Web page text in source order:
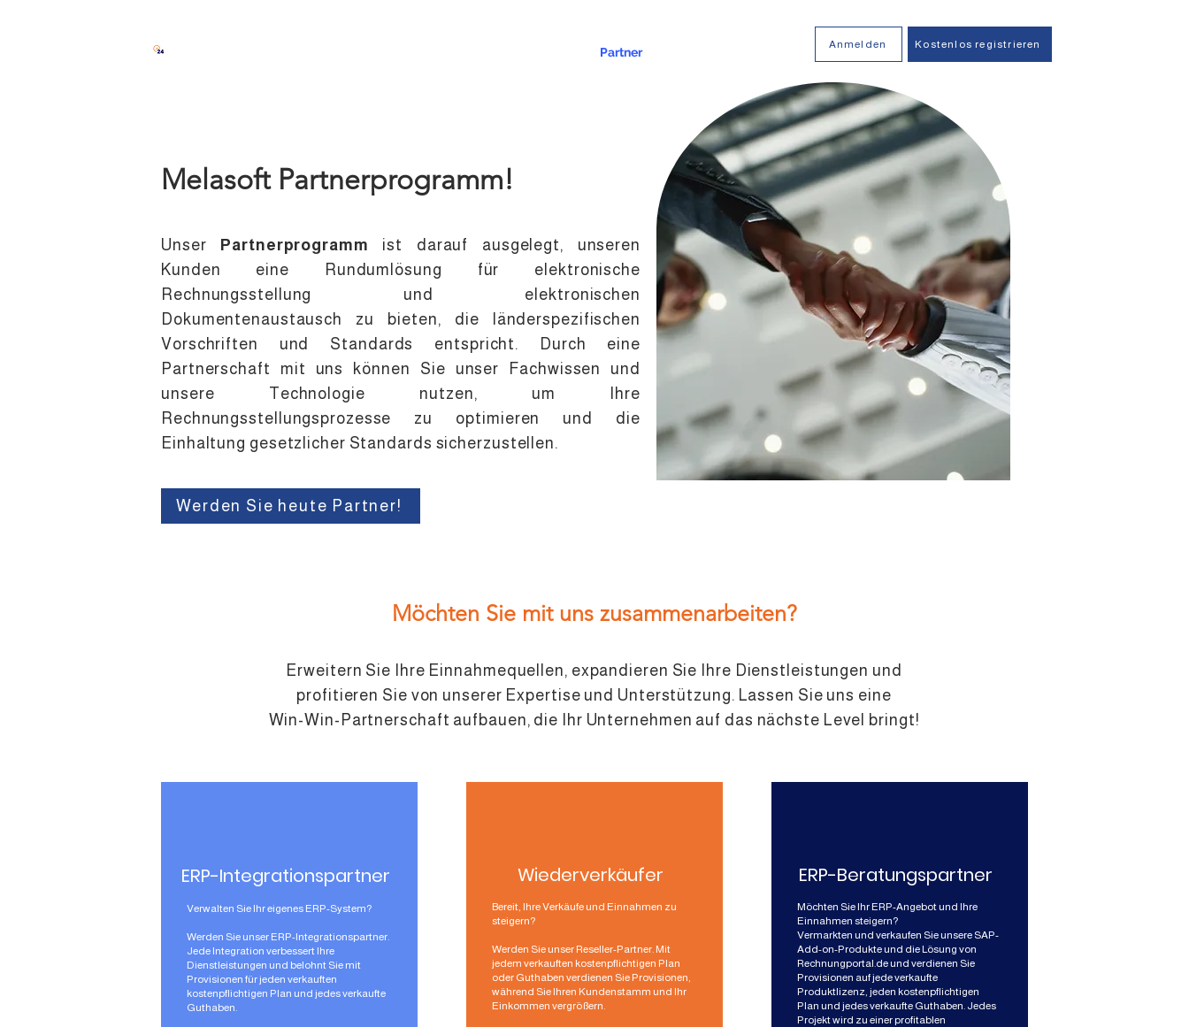
Partner
Anmelden Kostenlos registrieren
Melasoft Partnerprogramm!
Unser Partnerprogramm ist darauf ausgelegt, unseren
Kunden eine Rundumlösung für elektronische
Rechnungsstellung und elektronischen
Dokumentenaustausch zu bieten, die länderspezifischen
Vorschriften und Standards entspricht. Durch eine
Partnerschaft mit uns können Sie unser Fachwissen und
unsere Technologie nutzen, um Ihre
Rechnungsstellungsprozesse zu optimieren und die
Einhaltung gesetzlicher Standards sicherzustellen.
Werden Sie heute Partner!
Möchten Sie mit uns zusammenarbeiten?
Erweitern Sie Ihre Einnahmequellen, expandieren Sie Ihre Dienstleistungen und
profitieren Sie von unserer Expertise und Unterstützung. Lassen Sie uns eine
Win-Win-Partnerschaft aufbauen, die Ihr Unternehmen auf das nächste Level bringt!
ERP-Integrationspartner
Verwalten Sie Ihr eigenes ERP-System?​
Werden Sie unser ERP-Integrationspartner.
Jede Integration verbessert Ihre
Dienstleistungen und belohnt Sie mit
Provisionen für jeden verkauften
kostenpflichtigen Plan und jedes verkaufte
Guthaben.
Wiederverkäufer
Bereit, Ihre Verkäufe und Einnahmen zu
steigern?
Werden Sie unser Reseller-Partner. Mit
jedem verkauften kostenpflichtigen Plan
oder Guthaben verdienen Sie Provisionen,
während Sie Ihren Kundenstamm und Ihr
Einkommen vergrößern.
ERP-Beratungspartner
Möchten Sie Ihr ERP-Angebot und Ihre
Einnahmen steigern?
Vermarkten und verkaufen Sie unsere SAP-
Add-on-Produkte und die Lösung von
Rechnungportal.de und verdienen Sie
Provisionen auf jede verkaufte
Produktlizenz, jeden kostenpflichtigen
Plan und jedes verkaufte Guthaben. Jedes
Projekt wird zu einer profitablen